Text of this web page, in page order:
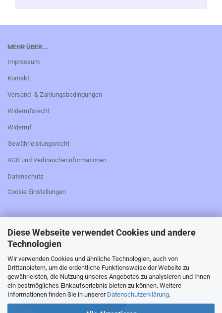
Diese Webseite verwendet Cookies und andere
Technologien
Wir verwenden Cookies und ähnliche Technologien, auch von
Drittanbietern, um die ordentliche Funktionsweise der Website zu
gewährleisten, die Nutzung unseres Angebotes zu analysieren und Ihnen
ein bestmögliches Einkaufserlebnis bieten zu können. Weitere
Informationen finden Sie in unserer Datenschutzerklärung.
MEHR ÜBER...
Impressum
Kontakt
Versand- & Zahlungsbedingungen
Widerrufsrecht
Widerruf
Gewährleistungsrecht
AGB und Verbraucherinformationen
Datenschutz
Cookie Einstellungen
_________________________________________________
Falls Sie den Kaufvertrag widerrufen möchten,
bitte hier klicken: